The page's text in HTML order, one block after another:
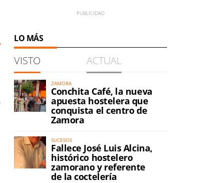
LO MÁS
VISTO ACTUAL
ZAMORA
Conchita Café, la nueva
apuesta hostelera que
conquista el centro de
Zamora
SUCESOS
Fallece José Luis Alcina,
histórico hostelero
zamorano y referente
de la coctelería